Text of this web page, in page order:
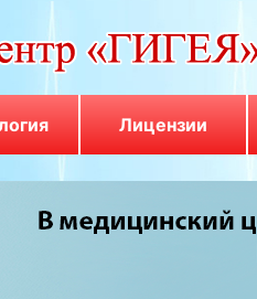
Лицензии